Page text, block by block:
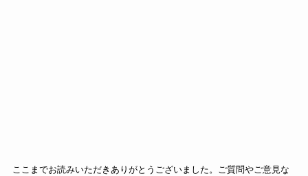
ここまでお読みいただきありがとうございました。ご質問やご意見な